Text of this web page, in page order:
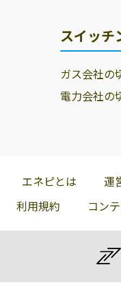
スイッチ
ガス会社の
電力会社の
エネピとは 運
利用規約
コン